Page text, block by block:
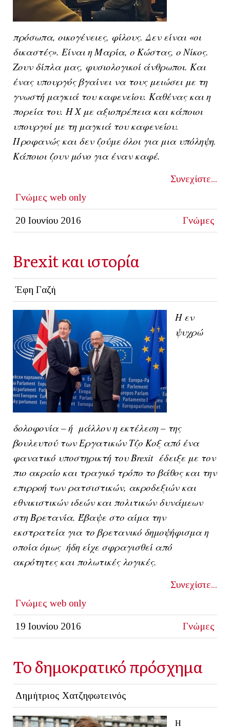
πρόσωπα, οικογένειες, φίλους. Δεν είναι «οι
δικαστές». Είναι η Μαρία, ο Κώστας, ο Νίκος.
Ζουν δίπλα μας, φυσιολογικοί άνθρωποι. Και
ένας υπουργός βγαίνει να τους μειώσει με τη
γνωστή μαγκιά του καφενείου. Καθένας και η
πορεία του. Η Χ με αξιοπρέπεια και κάποιοι
υπουργοί με τη μαγκιά του καφενείου.
Προφανώς και δεν ζούμε όλοι για μια υπόληψη.
Κάποιοι ζουν μόνο για έναν καφέ.
Συνεχίστε...
Γνώμες web only
20 Ιουνίου 2016 Γνώμες
Brexit και ιστορία
Έφη Γαζή
Η εν
ψυχρώ
δολοφονία – ή μάλλον η εκτέλεση – της
βουλευτού των Εργατικών Τζo Κοξ από ένα
φανατικό υποστηρικτή του Brexit έδειξε με τον
πιο ακραίο και τραγικό τρόπο το βάθος και την
επιρροή των ρατσιστικών, ακροδεξιών και
εθνικιστικών ιδεών και πολιτικών δυνάμεων
στη Βρετανία. Έβαψε στο αίμα την
εκστρατεία για το βρετανικό δημοψήφισμα η
οποία όμως ήδη είχε σφραγισθεί από
ακρότητες και πολωτικές λογικές.
Συνεχίστε...
Γνώμες web only
19 Ιουνίου 2016 Γνώμες
Το δημοκρατικό πρόσχημα
Δημήτριος Χατζηφωτεινός
Η